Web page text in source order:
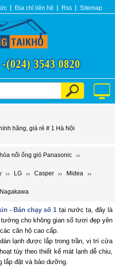
Địa chỉ liên hệ Rss Sitemap
-(024) 3543 0820
hãng, giá rẻ # 1 Hà Nội
nối ống gió Panasonic
LG Casper Midea
Nagakawa
- Bán chạy số 1 tại nước ta, đây là
cho không gian số tươi đẹp yên
căn hộ cao cấp.
lạnh được lắp trong trần, vị trí cửa
tùy theo thiết kế mát lạnh dễ chịu,
lắp đặt và bảo dưỡng.